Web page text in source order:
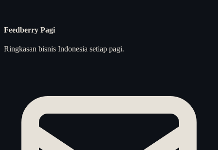
Feedberry Pagi
Ringkasan bisnis Indonesia setiap pagi.